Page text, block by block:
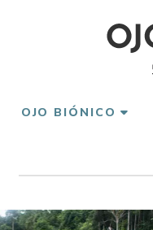
OJO BIÓNICO